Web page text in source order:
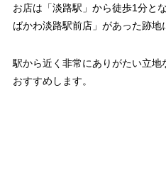
お店は「淡路駅」から徒歩1分と
ばかわ淡路駅前店」があった跡地
駅から近く非常にありがたい立
おすすめします。